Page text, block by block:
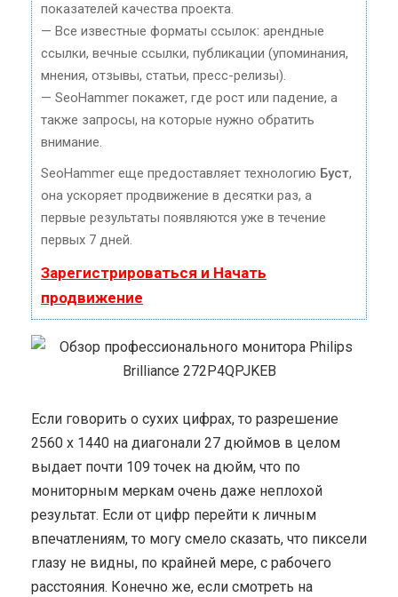
показателей качества проекта.
— Все известные форматы ссылок: арендные
ссылки, вечные ссылки, публикации (упоминания,
мнения, отзывы, статьи, пресс-релизы).
— SeoHammer покажет, где рост или падение, а
также запросы, на которые нужно обратить
внимание.
SeoHammer еще предоставляет технологию Буст,
она ускоряет продвижение в десятки раз, а
первые результаты появляются уже в течение
первых 7 дней.
Зарегистрироваться и Начать
продвижение
Если говорить о сухих цифрах, то разрешение
2560 x 1440 на диагонали 27 дюймов в целом
выдает почти 109 точек на дюйм, что по
мониторным меркам очень даже неплохой
результат. Если от цифр перейти к личным
впечатлениям, то могу смело сказать, что пиксели
глазу не видны, по крайней мере, с рабочего
расстояния. Конечно же, если смотреть на